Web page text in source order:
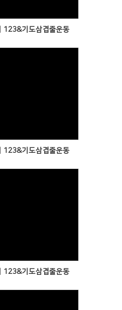
123&기도삼겹줄운동
123&기도삼겹줄운동
123&기도삼겹줄운동